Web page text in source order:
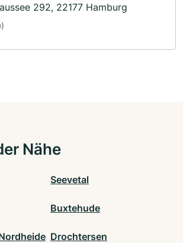
292, 22177 Hamburg
Nähe
Seevetal
Buxtehude
Drochtersen